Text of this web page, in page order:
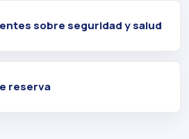
sobre seguridad y salud
reserva